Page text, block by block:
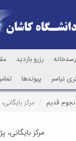
رزرو بازدید
نیاسر پیوندها
نجوم قدیم مرکز
مرکز